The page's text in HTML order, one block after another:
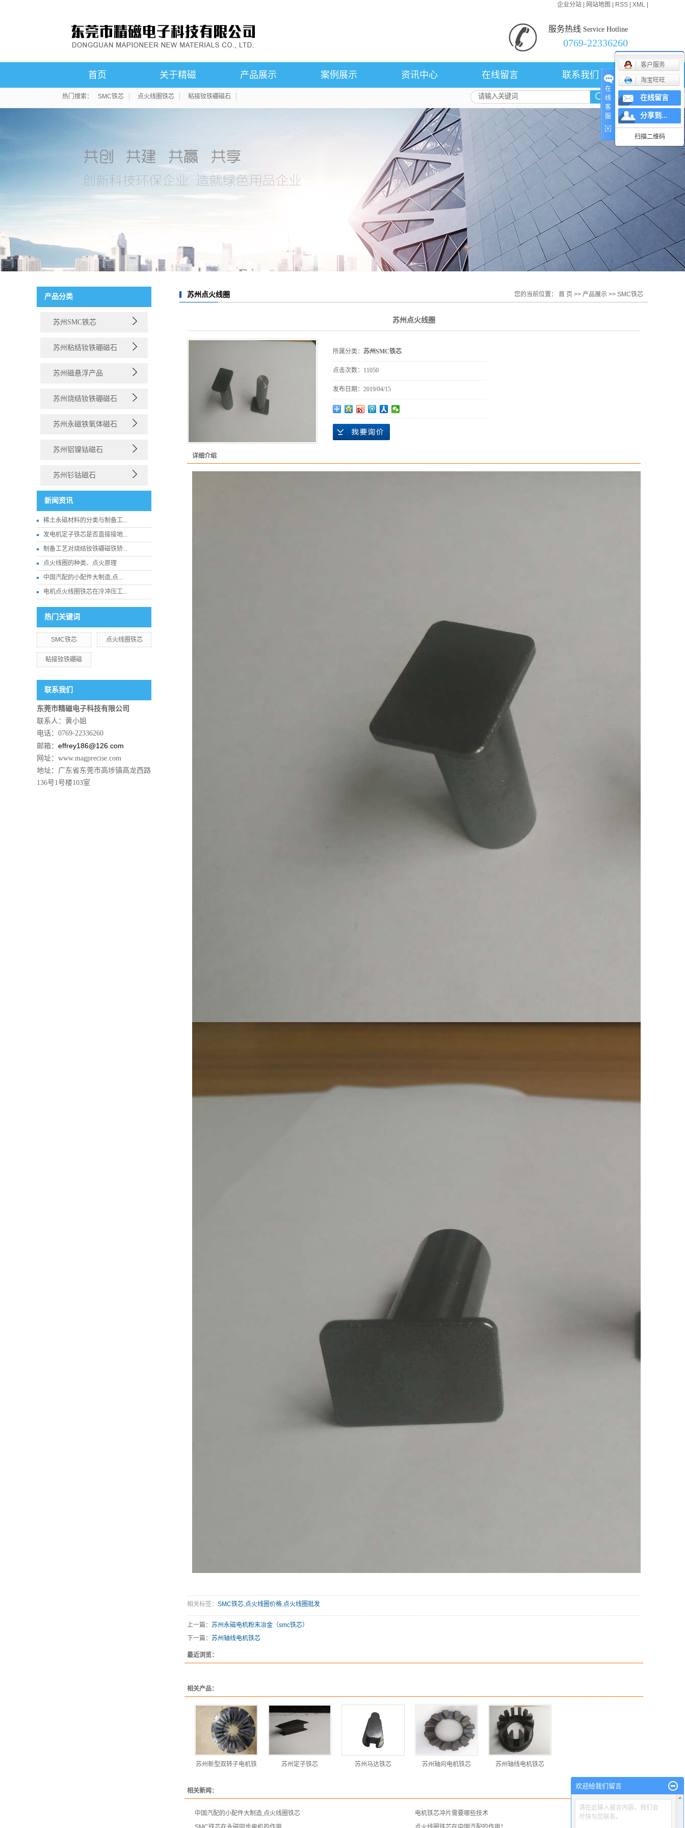
企业分站 网站地图 RSS XML
服务热线 Service Hotline
0769-22336260
首页 关于精磁
公司简介
产品展示
苏州烧结钕铁硼磁石
苏州永磁铁氧体磁石
案例展示 资讯中心
行业新闻
技术知识
产品知识
在线留言 联系我们
热门搜索： SMC铁芯 点火线圈铁芯 粘接钕铁硼磁石
产品分类
苏州SMC铁芯
苏州粘结钕铁硼磁石
苏州磁悬浮产品
苏州烧结钕铁硼磁石
苏州永磁铁氧体磁石
苏州铝镍钴磁石
苏州钐钴磁石
新闻资讯
稀土永磁材料的分类与制备工...
发电机定子铁芯是否直接接地...
制备工艺对烧结钕铁硼磁铁矫...
点火线圈的种类、点火原理
中国汽配的小配件大制造,点...
电机点火线圈铁芯在冷冲压工...
热门关键词
SMC铁芯 点火线圈铁芯
粘接钕铁硼磁
联系我们
东莞市精磁电子科技有限公司
联系人：黄小姐
电话：0769-22336260
邮箱： effrey186@126.com
网址：www.magprecise.com
地址：广东省东莞市高埗镇高龙西路
136号1号楼103室
苏州点火线圈 您的当前位置： 首 页 >> 产品展示 >> SMC铁芯
苏州点火线圈
所属分类： 苏州SMC铁芯
点击次数： 11050
发布日期： 2019/04/15
详细介绍
相关标签： SMC铁芯,点火线圈价格,点火线圈批发
上一篇： 苏州永磁电机粉末冶金（smc铁芯）
下一篇： 苏州轴线电机铁芯
最近浏览：
相关产品：
苏州新型双转子电机铁 苏州定子铁芯 苏州马达铁芯 苏州轴向电机铁芯 苏州轴线电机铁芯
相关新闻：
中国汽配的小配件大制造,点火线圈铁芯
电机铁芯冲片需要哪些技术
在
线
客
服
客户服务
淘宝旺旺
在线留言
分享到...
扫描二维码
欢迎给我们留言
请在此输入留言内容，我们会
尽快与您联系。